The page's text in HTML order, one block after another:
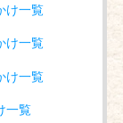
け一覧
け一覧
け一覧
一覧